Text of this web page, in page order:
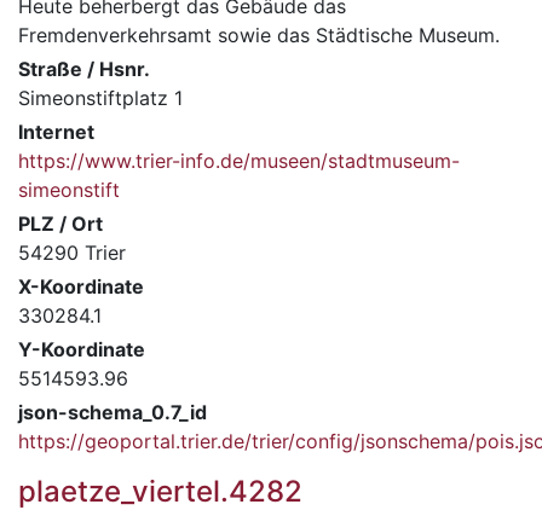
Heute beherbergt das Gebäude das
Fremdenverkehrsamt sowie das Städtische Museum.
Straße / Hsnr.
Simeonstiftplatz 1
Internet
https://www.trier-info.de/museen/stadtmuseum-
simeonstift
PLZ / Ort
54290 Trier
X-Koordinate
330284.1
Y-Koordinate
5514593.96
json-schema_0.7_id
https://geoportal.trier.de/trier/config/jsonschema/
plaetze_viertel.4282